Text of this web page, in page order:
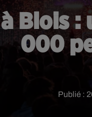
Blois :
000
Publié :